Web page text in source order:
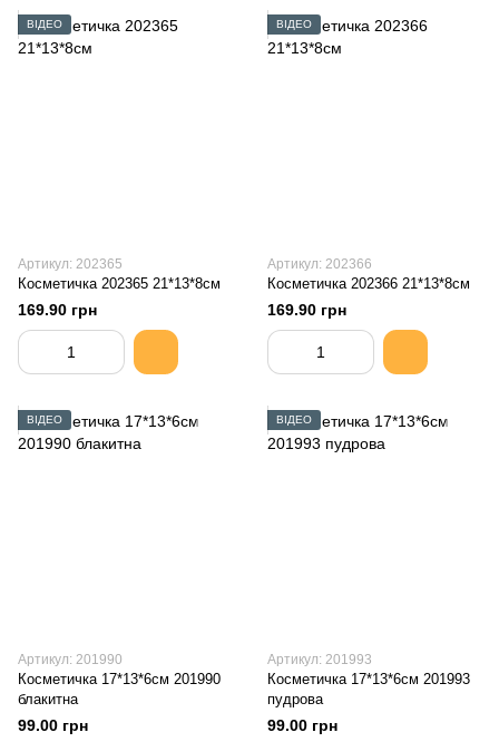
ВІДЕО
Артикул: 202365
Косметичка 202365 21*13*8см
169.90 грн
ВІДЕО
Артикул: 202366
Косметичка 202366 21*13*8см
169.90 грн
ВІДЕО
Артикул: 201990
Косметичка 17*13*6см 201990
блакитна
99.00 грн
ВІДЕО
Артикул: 201993
Косметичка 17*13*6см 201993
пудрова
99.00 грн